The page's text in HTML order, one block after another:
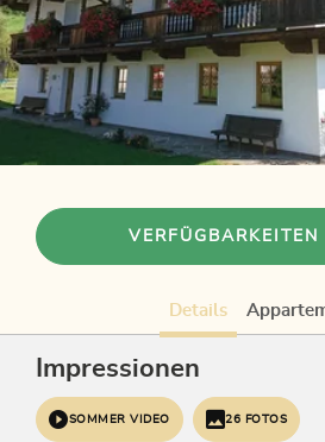
VERFÜGBARKEITEN
Details
Impressionen
SOMMER VIDEO 26 FOTOS